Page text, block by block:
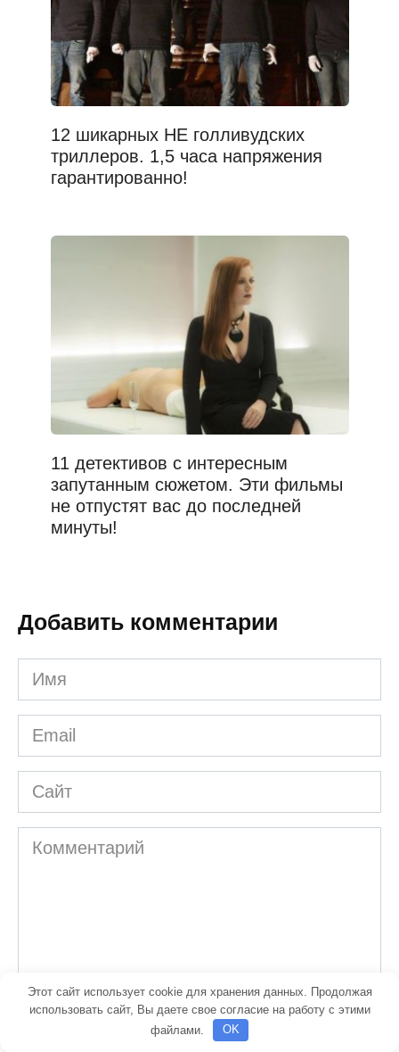
12 шикарных НЕ голливудских
триллеров. 1,5 часа напряжения
гарантированно!
11 детективов с интересным
запутанным сюжетом. Эти фильмы
не отпустят вас до последней
минуты!
Добавить комментарии
Имя
*
Email
*
Сайт
Комментарий
Этот сайт использует cookie для хранения данных. Продолжая
использовать сайт, Вы даете свое согласие на работу с этими
файлами.
OK